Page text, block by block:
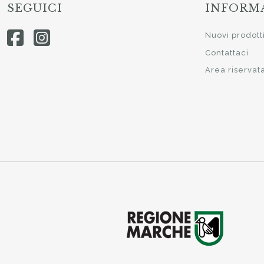
SEGUICI
Nuovi prodotti
Contattaci
Area